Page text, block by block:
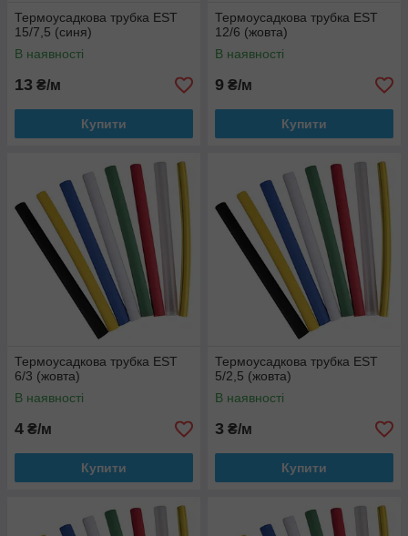
Термоусадкова трубка EST
15/7,5 (синя)
В наявності
13 ₴/м
Купити
Термоусадкова трубка EST
12/6 (жовта)
В наявності
9 ₴/м
Купити
Термоусадкова трубка EST
6/3 (жовта)
В наявності
4 ₴/м
Купити
Термоусадкова трубка EST
5/2,5 (жовта)
В наявності
3 ₴/м
Купити